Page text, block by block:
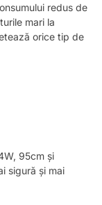
redus de
mari la
orice tip de
95cm și
sigură și mai